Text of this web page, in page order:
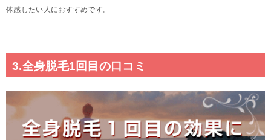
体感したい人におすすめです。
3.全身脱毛1回目の口コミ